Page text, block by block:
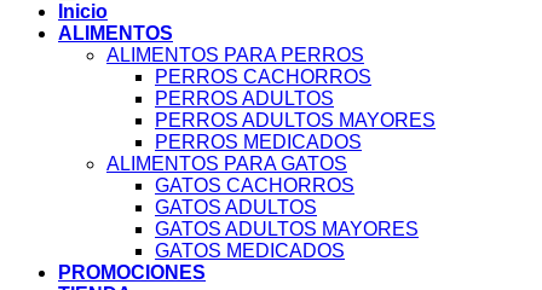
Inicio
ALIMENTOS
ALIMENTOS PARA PERROS
PERROS CACHORROS
PERROS ADULTOS
PERROS ADULTOS MAYORES
PERROS MEDICADOS
ALIMENTOS PARA GATOS
GATOS CACHORROS
GATOS ADULTOS
GATOS ADULTOS MAYORES
GATOS MEDICADOS
PROMOCIONES